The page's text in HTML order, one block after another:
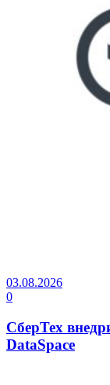
03.08.2026
0
СберТех
DataSpace